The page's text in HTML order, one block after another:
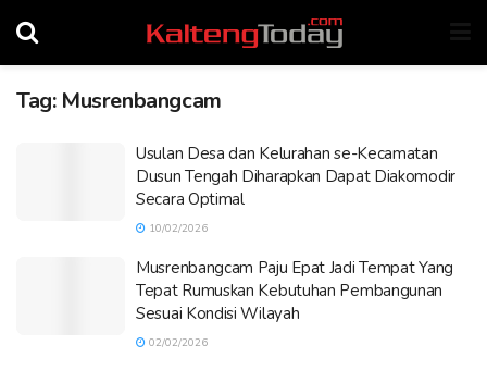
Tag: Musrenbangcam
Usulan Desa dan Kelurahan se-Kecamatan
Dusun Tengah Diharapkan Dapat Diakomodir
Secara Optimal
10/02/2026
Musrenbangcam Paju Epat Jadi Tempat Yang
Tepat Rumuskan Kebutuhan Pembangunan
Sesuai Kondisi Wilayah
02/02/2026